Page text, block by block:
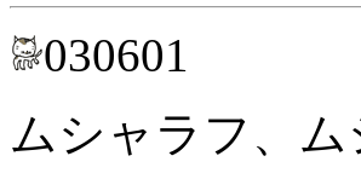
030601
ムシャラフ、